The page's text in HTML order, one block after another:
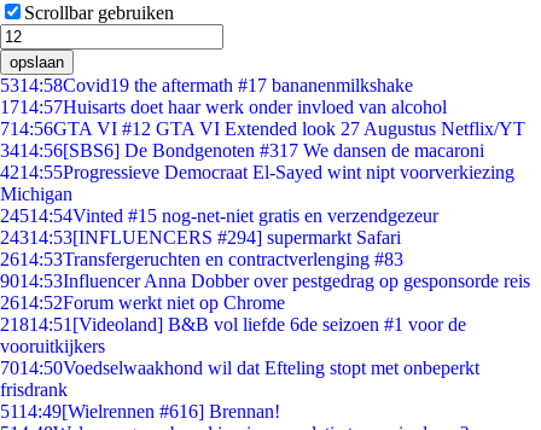
Scrollbar gebruiken
opslaan
5314:58Covid19 the aftermath #17 bananenmilkshake
1714:57Huisarts doet haar werk onder invloed van alcohol
714:56GTA VI #12 GTA VI Extended look 27 Augustus Netflix/YT
3414:56[SBS6] De Bondgenoten #317 We dansen de macaroni
4214:55Progressieve Democraat El-Sayed wint nipt voorverkiezing
Michigan
24514:54Vinted #15 nog-net-niet gratis en verzendgezeur
24314:53[INFLUENCERS #294] supermarkt Safari
2614:53Transfergeruchten en contractverlenging #83
9014:53Influencer Anna Dobber over pestgedrag op gesponsorde reis
2614:52Forum werkt niet op Chrome
21814:51 [Videoland] B&B vol liefde 6de seizoen #1 voor de
vooruitkijkers
7014:50Voedselwaakhond wil dat Efteling stopt met onbeperkt
frisdrank
5114:49[Wielrennen #616] Brennan!